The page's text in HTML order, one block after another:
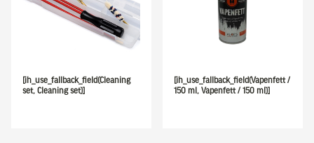
[ih_use_fallback_field(Cleaning
set, Cleaning set)]
[ih_use_fallback_field(Vapenfett /
150 ml, Vapenfett / 150 ml)]